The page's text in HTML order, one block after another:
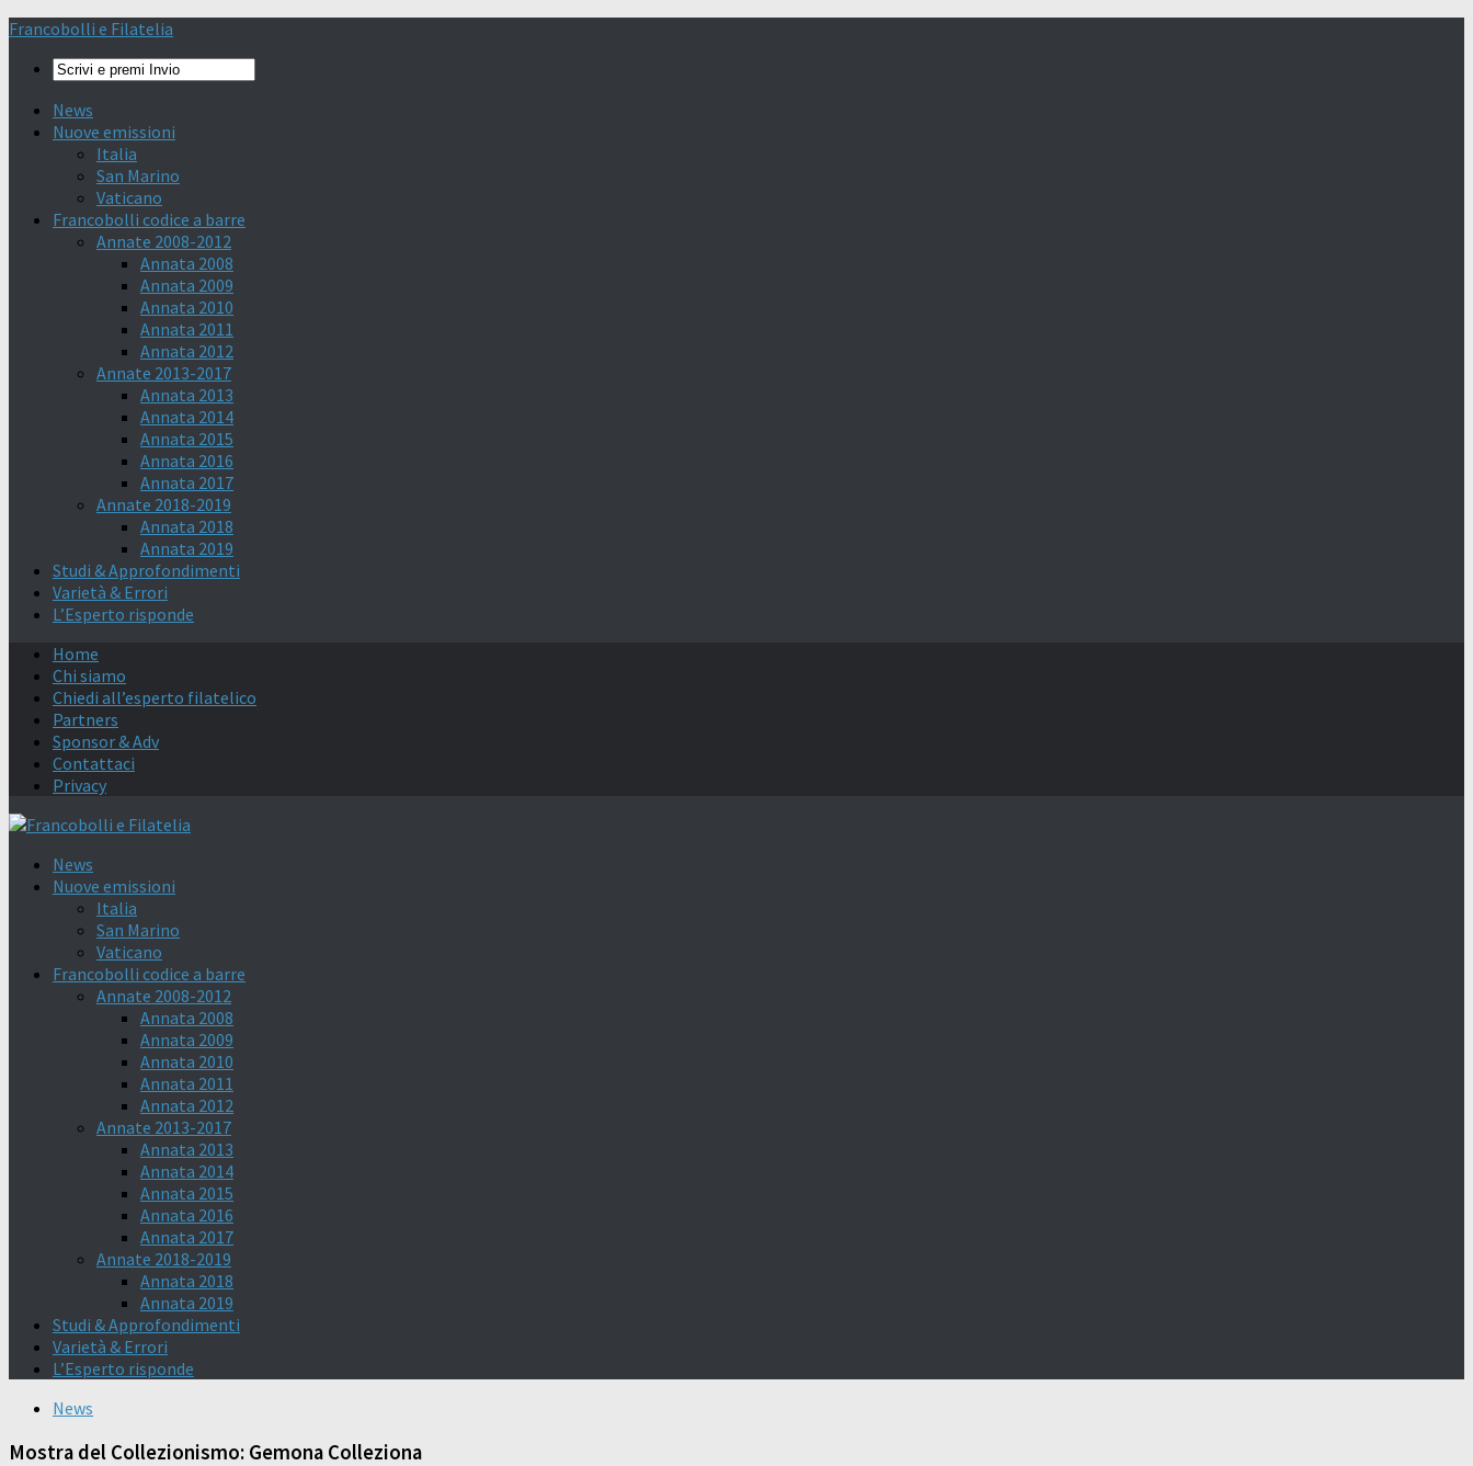
Francobolli e Filatelia
News
Nuove emissioni
Italia
San Marino
Vaticano
Francobolli codice a barre
Annate 2008-2012
Annata 2008
Annata 2009
Annata 2010
Annata 2011
Annata 2012
Annate 2013-2017
Annata 2013
Annata 2014
Annata 2015
Annata 2016
Annata 2017
Annate 2018-2019
Annata 2018
Annata 2019
Studi & Approfondimenti
Varietà & Errori
L’Esperto risponde
Home
Chi siamo
Chiedi all’esperto filatelico
Partners
Sponsor & Adv
Contattaci
Privacy
News
Nuove emissioni
Italia
San Marino
Vaticano
Francobolli codice a barre
Annate 2008-2012
Annata 2008
Annata 2009
Annata 2010
Annata 2011
Annata 2012
Annate 2013-2017
Annata 2013
Annata 2014
Annata 2015
Annata 2016
Annata 2017
Annate 2018-2019
Annata 2018
Annata 2019
Studi & Approfondimenti
Varietà & Errori
L’Esperto risponde
News
Mostra del Collezionismo: Gemona Colleziona